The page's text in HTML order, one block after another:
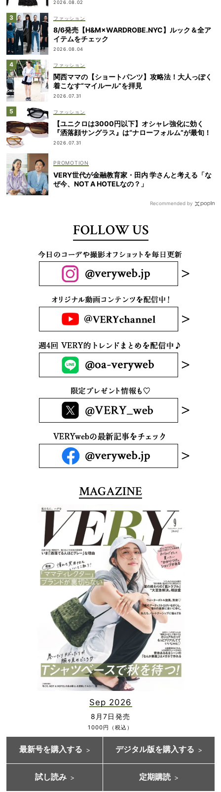
2026.08.02
ファッション
8/6発売【H&M×WARDROBE.NYC】ルック＆全ア
イテムをチェック
2026.08.04
ファッション
関西ママの【ショートパンツ】攻略法！大人っぽく
着こなす“マイルール”を拝見
2026.07.31
ファッション
【ユニクロは3000円以下】オシャレ強化に効く
『洒落顔サングラス』は“ナローフォルム”が最旬！
2026.07.31
VERY世代が金融教育家・田内 学さんと考える「な
ぜ今、NOT A HOTELなの？」
Recommended by
FOLLOW US
MAGAZINE
Sep 2026
8月7日発売
1000円（税込）
最新号を購入する デジタル版を購入する
試し読み 定期購読